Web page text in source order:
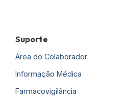
Suporte
Área do Colaborador
Informação Médica
Farmacovigilância